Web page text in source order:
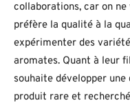
collaborations, car on ne
préfère la qualité à la
expérimenter des
aromates. Quant à leur
souhaite développer
produit rare et